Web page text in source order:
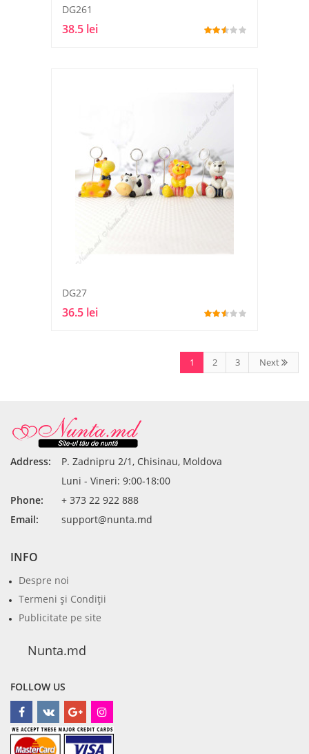
DG261
38.5 lei
DG27
36.5 lei
1 2 3 Next
Address:
P. Zadnipru 2/1, Chisinau, Moldova
Luni - Vineri: 9:00-18:00
Phone:
+ 373 22 922 888
Email:
support@nunta.md
INFO
Despre noi
Termeni şi Condiţii
Publicitate pe site
Nunta.md
FOLLOW US